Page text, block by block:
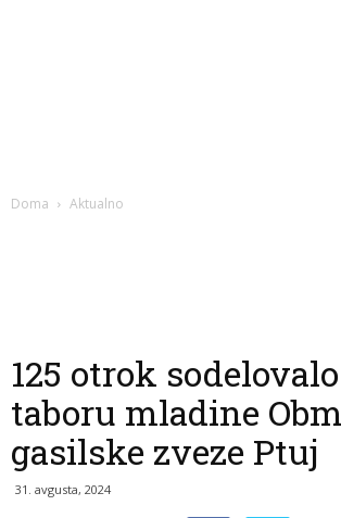
Doma Aktualno
125 otrok
taboru mladine
gasilske zveze Ptuj
31. avgusta, 2024